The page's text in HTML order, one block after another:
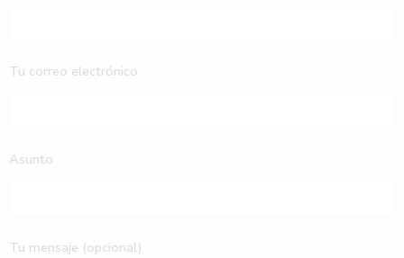
Tu correo electrónico
Asunto
Tu mensaje (opcional)